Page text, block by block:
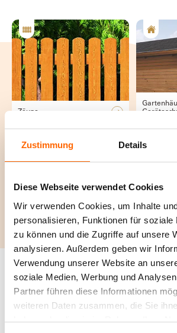
Zustimmung Details
Diese Webseite verwendet Cookies
Wir verwenden Cookies, um Inhalte
personalisieren, Funktionen für soziale
zu können und die Zugriffe auf unsere
analysieren. Außerdem geben wir
Verwendung unserer Website an
soziale Medien, Werbung und
Partner führen diese Informationen
weiteren Daten zusammen, die Sie
haben oder die sie im Rahmen Ihrer
Zäune
Fenster & Türen
WEITERE OBJEKTE
HOLZSCHUTZ